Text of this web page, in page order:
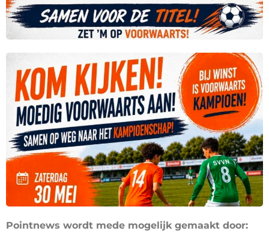
Pointnews wordt mede mogelijk gemaakt door: